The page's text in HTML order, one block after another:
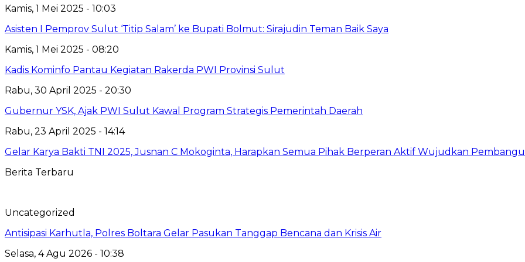
Kamis, 1 Mei 2025 - 10:03
Asisten I Pemprov Sulut ‘Titip Salam’ ke Bupati Bolmut: Sirajudin Teman Baik Saya
Kamis, 1 Mei 2025 - 08:20
Kadis Kominfo Pantau Kegiatan Rakerda PWI Provinsi Sulut
Rabu, 30 April 2025 - 20:30
Gubernur YSK, Ajak PWI Sulut Kawal Program Strategis Pemerintah Daerah
Rabu, 23 April 2025 - 14:14
Gelar Karya Bakti TNI 2025, Jusnan C Mokoginta, Harapkan Semua Pihak Berperan Aktif Wujudkan
Berita Terbaru
Uncategorized
Antisipasi Karhutla, Polres Boltara Gelar Pasukan Tanggap Bencana dan Krisis Air
Selasa, 4 Agu 2026 - 10:38